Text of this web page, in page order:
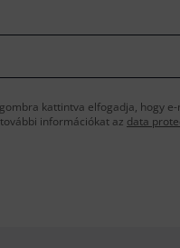
kattintva elfogadja, hogy
információkat az data